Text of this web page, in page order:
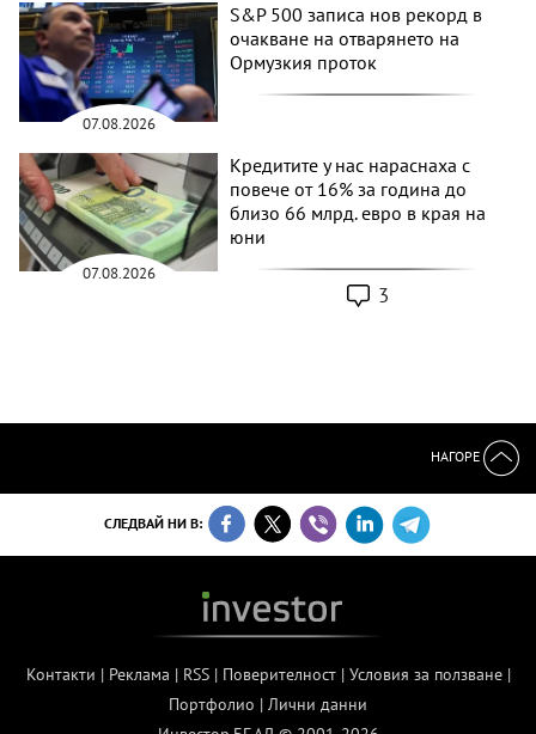
07.08.2026
S&P 500 записа нов рекорд в
очакване на отварянето на
Ормузкия проток
07.08.2026
Кредитите у нас нараснаха с
повече от 16% за година до
близо 66 млрд. евро в края на
юни
3
НАГОРЕ
СЛЕДВАЙ НИ В:
Контакти | Реклама | RSS| Поверителност| Условия за ползване|
Портфолио | Лични данни